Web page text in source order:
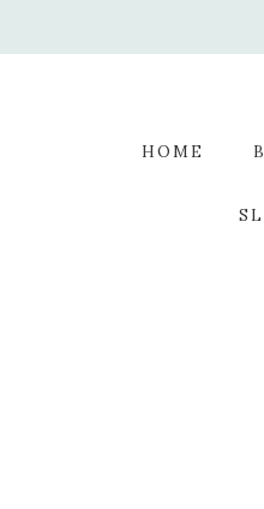
HOME